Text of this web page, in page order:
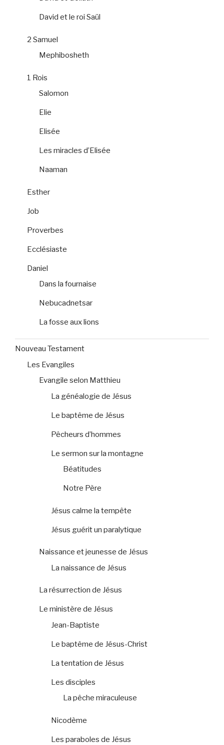
David et le roi Saül
2 Samuel
Mephibosheth
1 Rois
Salomon
Elie
Elisée
Les miracles d’Elisée
Naaman
Esther
Job
Proverbes
Ecclésiaste
Daniel
Dans la fournaise
Nebucadnetsar
La fosse aux lions
Nouveau Testament
Les Evangiles
Evangile selon Matthieu
La généalogie de Jésus
Le baptême de Jésus
Pêcheurs d’hommes
Le sermon sur la montagne
Béatitudes
Notre Père
Jésus calme la tempête
Jésus guérit un paralytique
Naissance et jeunesse de Jésus
La naissance de Jésus
La résurrection de Jésus
Le ministère de Jésus
Jean-Baptiste
Le baptême de Jésus-Christ
La tentation de Jésus
Les disciples
La pêche miraculeuse
Nicodème
Les paraboles de Jésus